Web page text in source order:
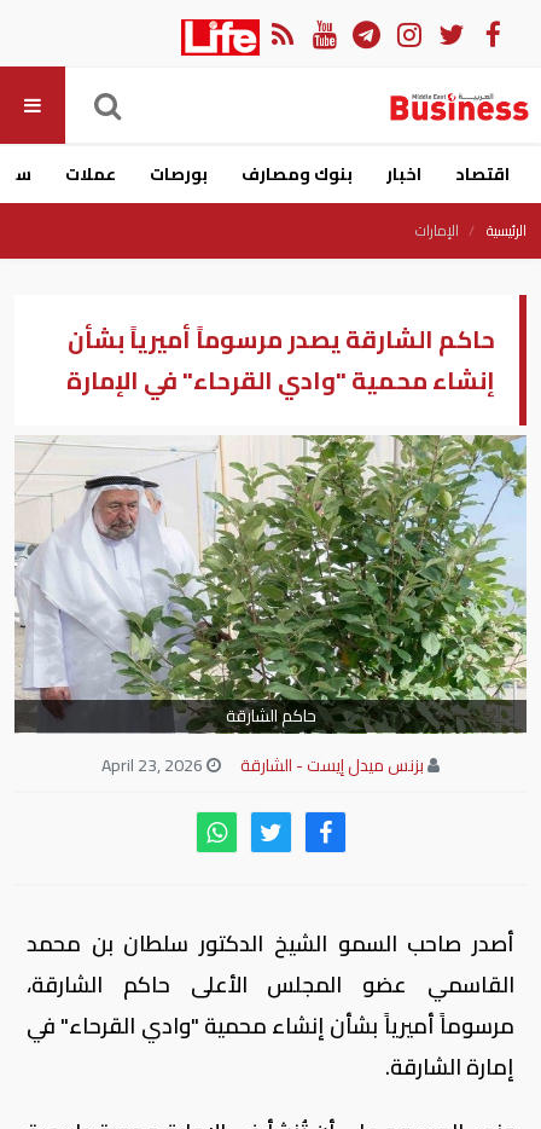
اقتصاد اخبار بنوك ومصارف بورصات عملات
الرئيسية الإمارات
حاكم الشارقة يصدر مرسوماً أميرياً بشأن
إنشاء محمية "وادي القرحاء" في الإمارة
حاكم الشارقة
بزنس ميدل إيست - الشارقة
أصدر صاحب السمو الشيخ الدكتور سلطان بن محمد
القاسمي عضو المجلس الأعلى حاكم الشارقة،
مرسوماً أميرياً بشأن إنشاء محمية "وادي القرحاء" في
إمارة الشارقة.